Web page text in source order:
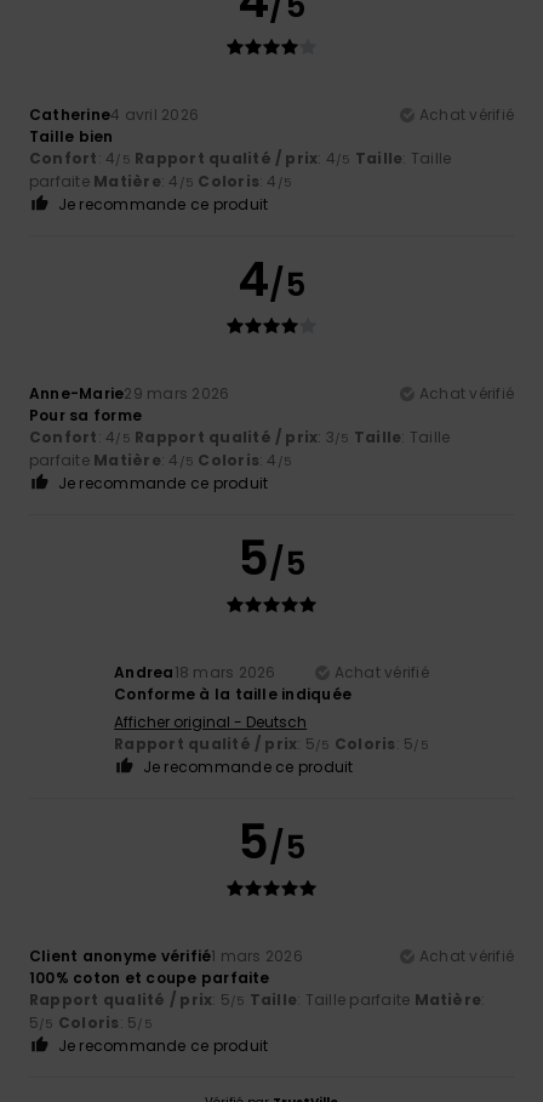
Catherine4 avril 2026
Achat vérifié
Taille bien
Confort: 4/5 Rapport qualité / prix: 4/5 Taille: Taille
parfaite Matière: 4 /5 Coloris: 4 /5
Je recommande ce produit
4/5
Anne-Marie29 mars 2026
Achat vérifié
Pour sa forme
Confort: 4/5 Rapport qualité / prix: 3/5 Taille: Taille
parfaite Matière: 4 /5 Coloris: 4 /5
Je recommande ce produit
5/5
Andrea18 mars 2026
Achat vérifié
Conforme à la taille indiquée
Afficher original - Deutsch
Rapport qualité / prix: 5/5 Coloris: 5/5
Je recommande ce produit
5/5
Client anonyme vérifié1 mars 2026
Achat vérifié
100% coton et coupe parfaite
Rapport qualité / prix: 5/5 Taille: Taille parfaite Matière:
5/5 Coloris: 5/5
Je recommande ce produit